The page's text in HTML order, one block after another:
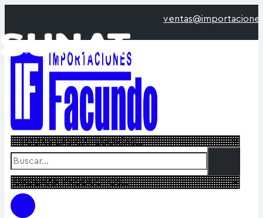
incluyen IGV de acuerdo a